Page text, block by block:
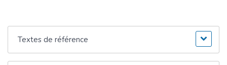
Textes de référence